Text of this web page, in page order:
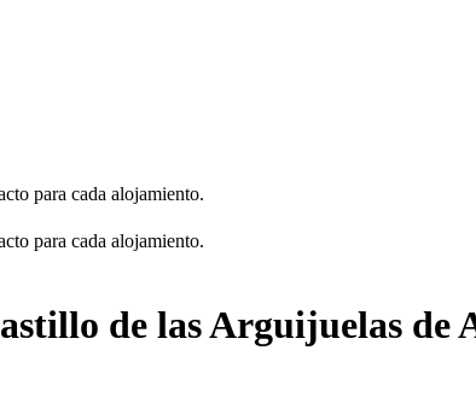
para cada alojamiento.
para cada alojamiento.
de las Arguijuelas de